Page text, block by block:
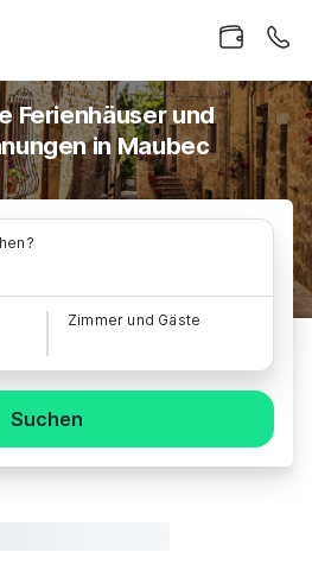
Ferienhäuser und
in Maubec
Zimmer und Gäste
Suchen